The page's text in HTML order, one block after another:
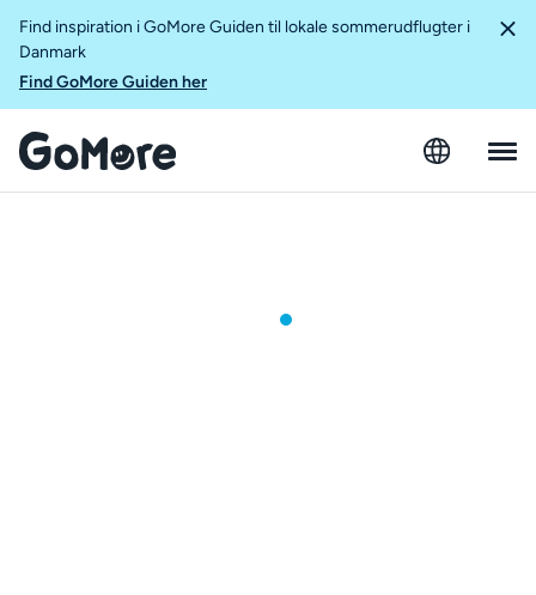
Find inspiration i GoMore Guiden til lokale sommerudflugter i
Danmark
Find GoMore Guiden her